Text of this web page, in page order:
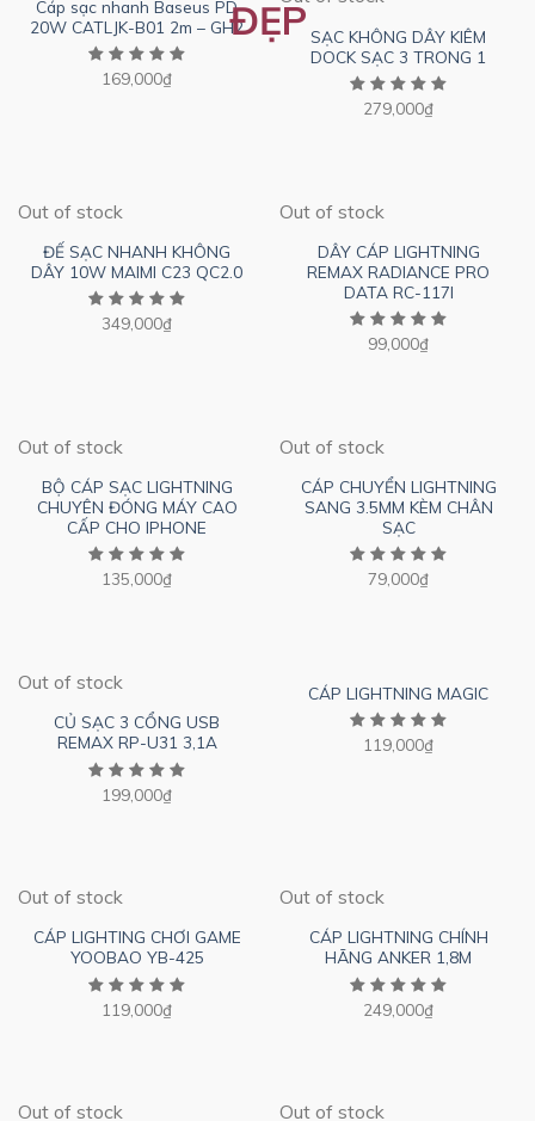
Cáp sạc nhanh Baseus PD
20W CATLJK-B01 2m – GH2
169,000₫
SẠC KHÔNG DÂY KIÊM
DOCK SẠC 3 TRONG 1
279,000₫
Out of stock
ĐẾ SẠC NHANH KHÔNG
DÂY 10W MAIMI C23 QC2.0
349,000₫
Out of stock
DÂY CÁP LIGHTNING
REMAX RADIANCE PRO
DATA RC-117I
99,000₫
Out of stock
BỘ CÁP SẠC LIGHTNING
CHUYÊN ĐÓNG MÁY CAO
CẤP CHO IPHONE
135,000₫
Out of stock
CÁP CHUYỂN LIGHTNING
SANG 3.5MM KÈM CHÂN
SẠC
79,000₫
Out of stock
CỦ SẠC 3 CỔNG USB
REMAX RP-U31 3,1A
199,000₫
CÁP LIGHTNING MAGIC
119,000₫
Out of stock
CÁP LIGHTING CHƠI GAME
YOOBAO YB-425
119,000₫
Out of stock
CÁP LIGHTNING CHÍNH
HÃNG ANKER 1,8M
249,000₫
Out of stock Out of stock